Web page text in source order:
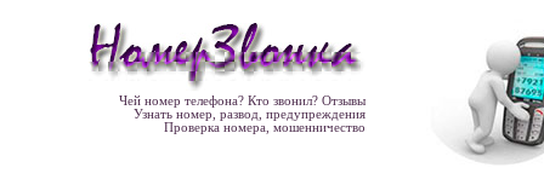
Чей номер телефона? Кто звонил? Отзывы
Узнать номер, развод, предупреждения
Проверка номера, мошенничество